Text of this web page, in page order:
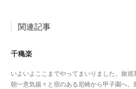
関連記事
千穐楽
いよいよここまでやってまいりました。旅
朝一意気揚々と宿のある尼崎から甲子園へ